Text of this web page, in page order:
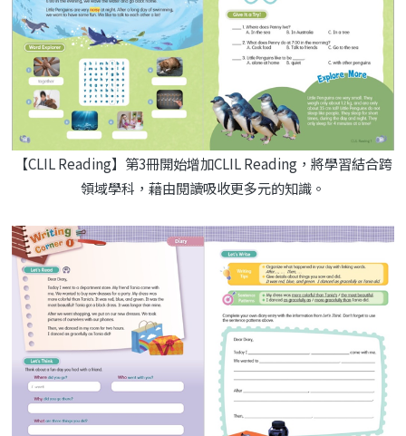
【CLIL Reading】第3冊開始增加CLIL Reading，將學習結合跨
領域學科，藉由閱讀吸收更多元的知識。